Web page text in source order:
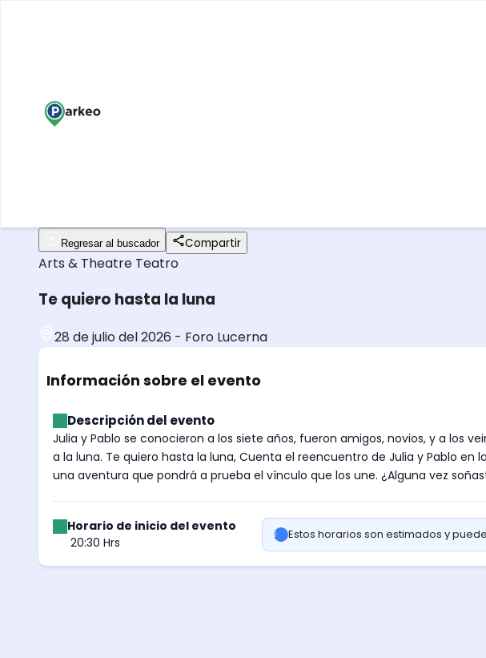
Regresar al buscador Compartir
Arts & Theatre Teatro
Te quiero hasta la luna
28 de julio del 2026 - Foro Lucerna
Información sobre el evento
Descripción del evento
Julia y Pablo se conocieron a los siete años, fueron amigos, novios, y a los
a la luna. Te quiero hasta la luna, Cuenta el reencuentro de Julia y Pablo
una aventura que pondrá a prueba el vínculo que los une. ¿Alguna vez
Horario de inicio del evento
20:30 Hrs
Estos horarios son estimados y